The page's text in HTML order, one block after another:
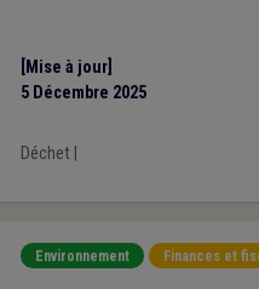
[Mise à jour]
5 Décembre 2025
Déchet|
Environnement Finances et